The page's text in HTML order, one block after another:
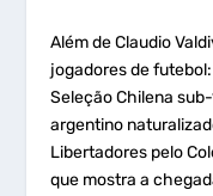
Além de Claudio
jogadores de
Seleção Chilena
argentino
Libertadores pelo
que mostra a